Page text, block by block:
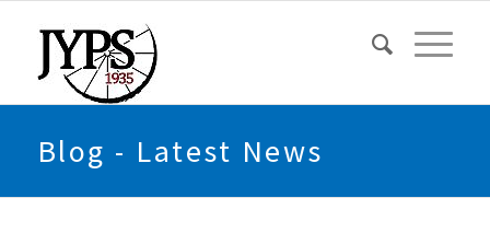
Blog - Latest News